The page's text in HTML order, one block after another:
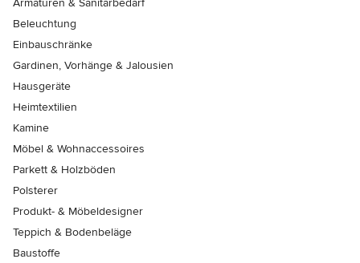
Armaturen & Sanitärbedarf
Beleuchtung
Einbauschränke
Gardinen, Vorhänge & Jalousien
Hausgeräte
Heimtextilien
Kamine
Möbel & Wohnaccessoires
Parkett & Holzböden
Polsterer
Produkt- & Möbeldesigner
Teppich & Bodenbeläge
Baustoffe